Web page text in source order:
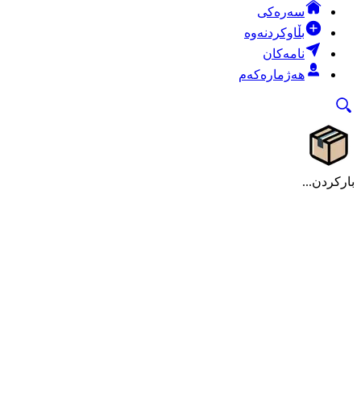
سەرەکی
بڵاوکردنەوە
نامەکان
هەژمارەکەم
بارکردن...